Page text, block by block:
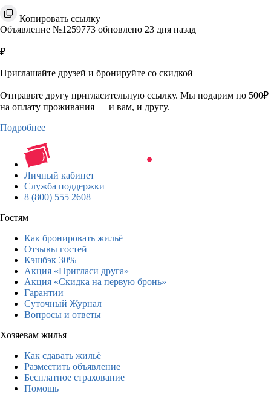
Копировать ссылку
Объявление №1259773 обновлено 23 дня назад
₽
Приглашайте друзей и бронируйте со скидкой
Отправьте другу пригласительную ссылку. Мы подарим по 500₽
на оплату проживания — и вам, и другу.
Подробнее
Личный кабинет
Служба поддержки
8 (800) 555 2608
Гостям
Как бронировать жильё
Отзывы гостей
Кэшбэк 30%
Акция «Пригласи друга»
Акция «Скидка на первую бронь»
Гарантии
Суточный Журнал
Вопросы и ответы
Хозяевам жилья
Как сдавать жильё
Разместить объявление
Бесплатное страхование
Помощь